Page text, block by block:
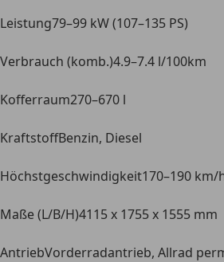
Leistung79–99 kW (107–135 PS)
Verbrauch (komb.)4.9–7.4 l/100km
Kofferraum270–670 l
KraftstoffBenzin, Diesel
Höchstgeschwindigkeit170–190 km/
Maße (L/B/H)4115 x 1755 x 1555 mm
AntriebVorderradantrieb, Allrad